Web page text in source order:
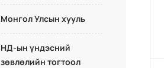
Монгол Улсын хууль
НД-ын үндэсний
зөвлөлийн тогтоол